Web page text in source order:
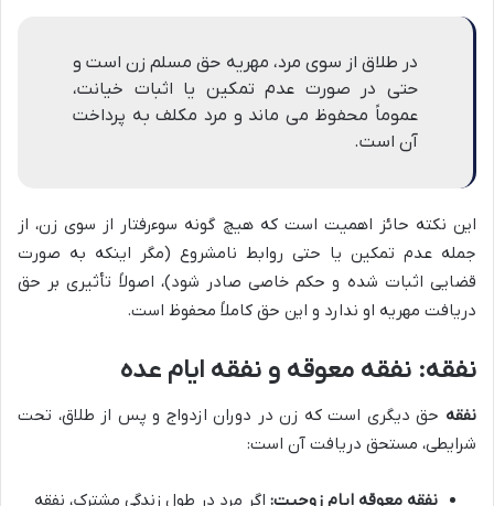
در طلاق از سوی مرد، مهریه حق مسلم زن است و
حتی در صورت عدم تمکین یا اثبات خیانت،
عموماً محفوظ می ماند و مرد مکلف به پرداخت
آن است.
این نکته حائز اهمیت است که هیچ گونه سوءرفتار از سوی زن، از
جمله عدم تمکین یا حتی روابط نامشروع (مگر اینکه به صورت
قضایی اثبات شده و حکم خاصی صادر شود)، اصولاً تأثیری بر حق
دریافت مهریه او ندارد و این حق کاملاً محفوظ است.
نفقه: نفقه معوقه و نفقه ایام عده
نفقه حق دیگری است که زن در دوران ازدواج و پس از طلاق، تحت
شرایطی، مستحق دریافت آن است:
نفقه معوقه ایام زوجیت: اگر مرد در طول زندگی مشترک، نفقه